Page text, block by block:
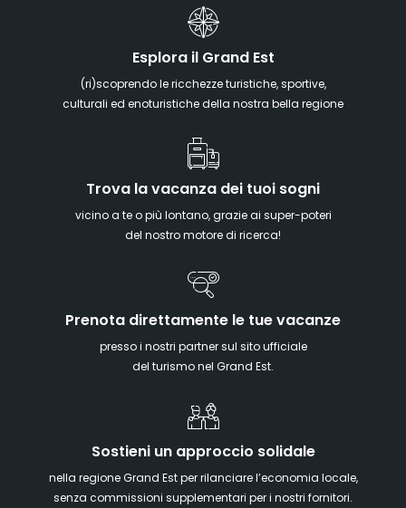
Esplora il Grand Est
(ri)scoprendo le ricchezze turistiche, sportive,
culturali ed enoturistiche della nostra bella regione
Trova la vacanza dei tuoi sogni
vicino a te o più lontano, grazie ai super-poteri
del nostro motore di ricerca!
Prenota direttamente le tue vacanze
presso i nostri partner sul sito ufficiale
del turismo nel Grand Est.
Sostieni un approccio solidale
nella regione Grand Est per rilanciare l’economia locale,
senza commissioni supplementari per i nostri fornitori.